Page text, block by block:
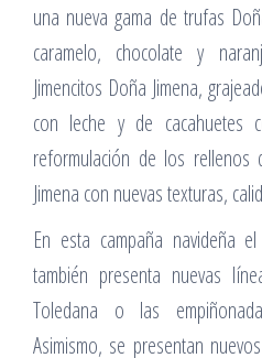
una nueva gama de trufas
caramelo, chocolate y
Jimencitos Doña Jimena,
con leche y de cacahuetes
reformulación de los
Jimena con nuevas texturas,
En esta campaña navideña
también presenta nuevas
Toledana o las
Asimismo, se presentan